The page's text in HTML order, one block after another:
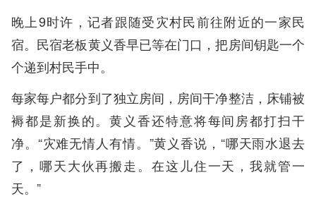
晚上9时许，记者跟随受灾村民前往附近的一家民
宿。民宿老板黄义香早已等在门口，把房间钥匙一个
个递到村民手中。
每家每户都分到了独立房间，房间干净整洁，床铺被
褥都是新换的。黄义香还特意将每间房都打扫干
净。“灾难无情人有情。”黄义香说，“哪天雨水退去
了，哪天大伙再搬走。在这儿住一天，我就管一
天。”